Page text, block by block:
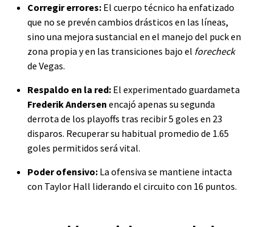
Corregir errores:El cuerpo técnico ha enfatizado
que no se prevén cambios drásticos en las líneas,
sino una mejora sustancial en el manejo del puck en
zona propia y en las transiciones bajo el forecheck
de Vegas.
Respaldo en la red:El experimentado guardameta
Frederik Andersen encajó apenas su segunda
derrota de los playoffs tras recibir 5 goles en 23
disparos. Recuperar su habitual promedio de 1.65
goles permitidos será vital.
Poder ofensivo:La ofensiva se mantiene intacta
con Taylor Hall liderando el circuito con 16 puntos.